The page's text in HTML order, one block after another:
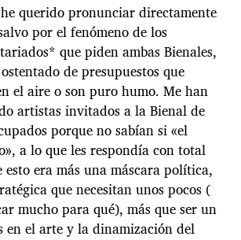
querido pronunciar directamente
por el fenómeno de los
que piden ambas Bienales,
de presupuestos que
el aire o son puro humo. Me han
artistas invitados a la Bienal de
porque no sabían si «el
a lo que les respondía con total
era más una máscara política,
que necesitan unos pocos (
mucho para qué), más que ser un
en el arte y la dinamización del